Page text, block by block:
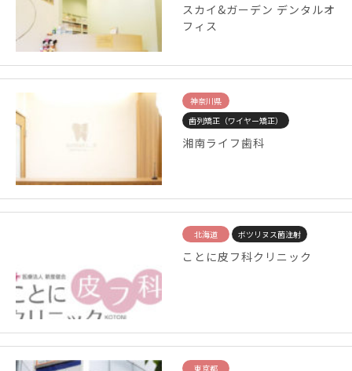
スカイ&ガーデン デンタルオ
フィス
神奈川県
歯列矯正（ワイヤー矯正）
湘南ライフ歯科
北海道 ボツリヌス菌注射
ことに皮フ科クリニック
東京都